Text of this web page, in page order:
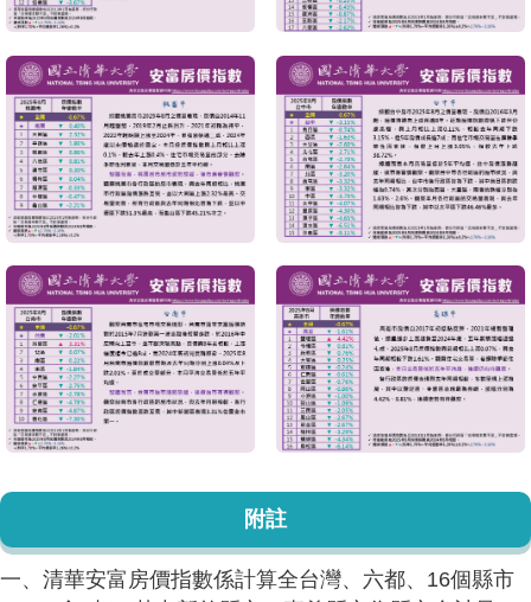
附註
一、清華安富房價指數係計算全台灣、六都、16個縣市